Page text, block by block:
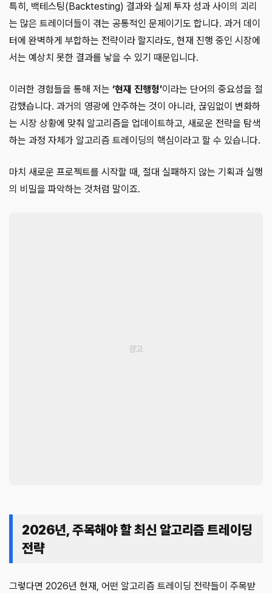
특히, 백테스팅(Backtesting) 결과와 실제 투자 성과 사이의 괴리
는 많은 트레이더들이 겪는 공통적인 문제이기도 합니다. 과거 데이
터에 완벽하게 부합하는 전략이라 할지라도, 현재 진행 중인 시장에
서는 예상치 못한 결과를 낳을 수 있기 때문입니다.
이러한 경험들을 통해 저는 ‘현재 진행형’이라는 단어의 중요성을 절
감했습니다. 과거의 영광에 안주하는 것이 아니라, 끊임없이 변화하
는 시장 상황에 맞춰 알고리즘을 업데이트하고, 새로운 전략을 탐색
하는 과정 자체가 알고리즘 트레이딩의 핵심이라고 할 수 있습니다.
마치 새로운 프로젝트를 시작할 때, 절대 실패하지 않는 기획과 실행
의 비밀을 파악하는 것처럼 말이죠.
2026년, 주목해야 할 최신 알고리즘 트레이딩
전략
그렇다면 2026년 현재, 어떤 알고리즘 트레이딩 전략들이 주목받